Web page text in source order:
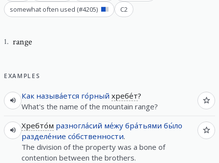
somewhat often used (#4205) C2
1. range
EXAMPLES
Как называ́ется го́рный хребе́т?
What's the name of the mountain range?
Хребто́м разногла́сий ме́жу бра́тьями бы́ло
разделе́ние со́бственности.
The division of the property was a bone of
contention between the brothers.